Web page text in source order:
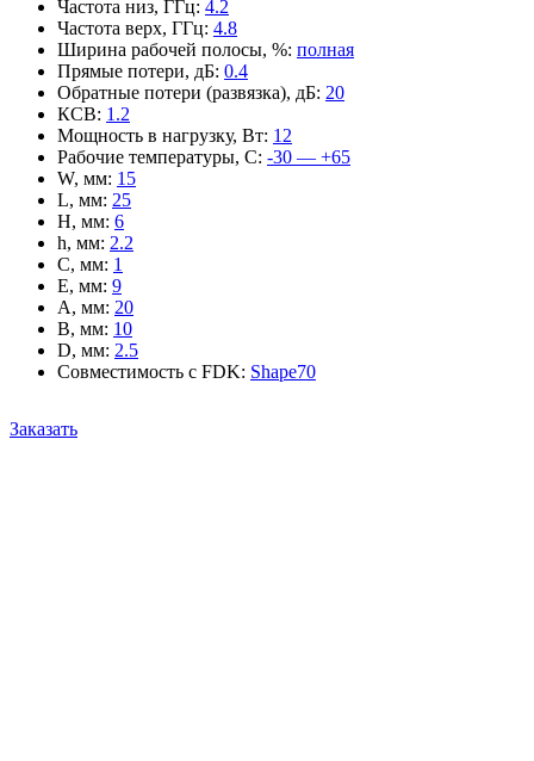
Частота низ, ГГц: 4.2
Частота верх, ГГц: 4.8
Ширина рабочей полосы, %: полная
Прямые потери, дБ: 0.4
Обратные потери (развязка), дБ: 20
КСВ: 1.2
Мощность в нагрузку, Вт: 12
Рабочие температуры, С: -30 — +65
W, мм: 15
L, мм: 25
H, мм: 6
h, мм: 2.2
C, мм: 1
E, мм: 9
A, мм: 20
B, мм: 10
D, мм: 2.5
Совместимость с FDK: Shape70
Заказать